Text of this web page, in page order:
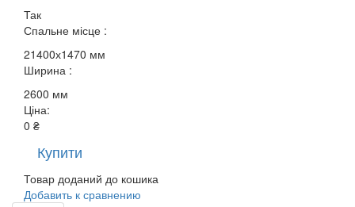
Так
Спальне місце :
21400х1470 мм
Ширина :
2600 мм
Ціна:
0 ₴
Купити
Товар доданий до кошика
Добавить к сравнению